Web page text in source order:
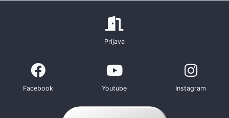
Prijava
Facebook Youtube Instagram